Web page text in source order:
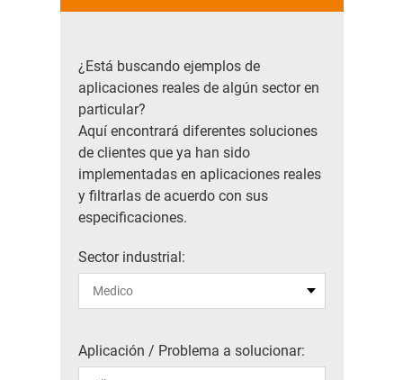
¿Está buscando ejemplos de
aplicaciones reales de algún sector en
particular?
Aquí encontrará diferentes soluciones
de clientes que ya han sido
implementadas en aplicaciones reales
y filtrarlas de acuerdo con sus
especificaciones.
Sector industrial:
Aplicación / Problema a solucionar: